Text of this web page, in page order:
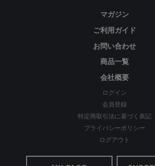
わたしの店舗がある福山市のある備後地域
藍染による絣織物を特産。裁断、縫製、仕
多くあります。私たちはこの地で1983年
540,000本のレディースパンツを生産し
マガジン
ご利用ガイド
お問い合わせ
商品一覧
会社概要
ログイン
会員登録
特定商取引法に基づく表記
プライバシーポリシー
ログアウト